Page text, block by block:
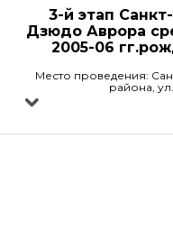
3-й этап
Дзюдо Аврора
2005-06
Место проведения:
района,